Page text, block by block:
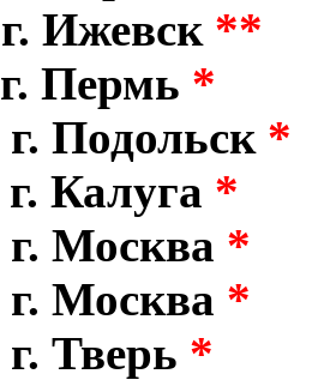
г. Ижевск**
г. Пермь *
г. Подольск*
г. Калуга *
г. Москва *
г. Москва *
г. Тверь *